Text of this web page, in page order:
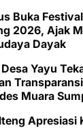
Buka
2026, Ajak
Dayak
Yayu
Muara
Apresiasi